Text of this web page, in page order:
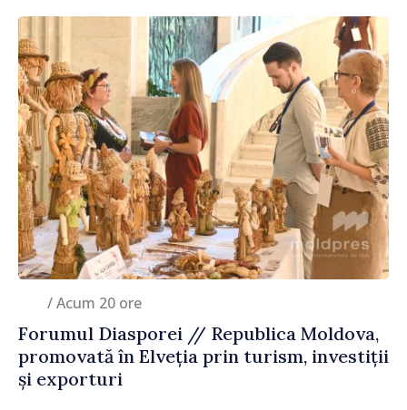
/ Acum 20 ore
Forumul Diasporei // Republica Moldova,
promovată în Elveția prin turism, investiții
și exporturi